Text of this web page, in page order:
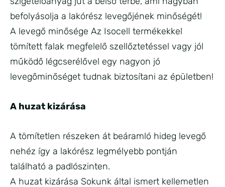
befolyásolja a lakórész levegőjének minőségét!
A levegő minősége Az Isocell termékekkel
tömített falak megfelelő szellőztetéssel vagy jól
működő légcserélővel egy nagyon jó
levegőminőséget tudnak biztosítani az épületben!
A huzat kizárása
A tömítetlen részeken át beáramló hideg levegő
nehéz így a lakórész legmélyebb pontján
található a padlószinten.
A huzat kizárása Sokunk által ismert kellemetlen